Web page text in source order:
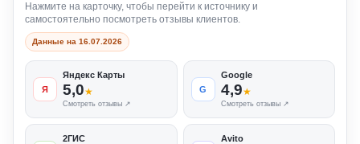
Нажмите на карточку, чтобы перейти к источнику и
самостоятельно посмотреть отзывы клиентов.
Данные на 16.07.2026
Я
Яндекс Карты
5,0★
Смотреть отзывы ↗
G
Google
4,9★
Смотреть отзывы ↗
2ГИС Avito